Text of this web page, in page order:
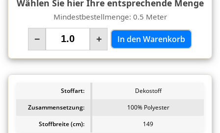
Wählen Sie hier Ihre entsprechende Menge
Mindestbestellmenge: 0.5 Meter
− + In den Warenkorb
Stoffart:
Dekostoff
Zusammensetzung:
100% Polyester
Stoffbreite (cm):
149